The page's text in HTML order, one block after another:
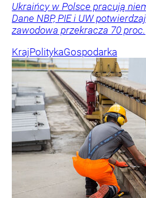
Ukraińcy w Polsce pracują
Dane NBP, PIE i UW
zawodowa przekracza 70 proc.
KrajPolitykaGospodarka